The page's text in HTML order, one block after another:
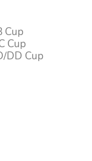
Cup
Cup
DD Cup